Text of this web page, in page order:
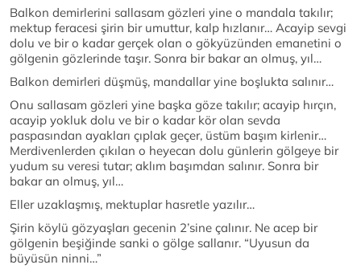
Balkon demirlerini sallasam gözleri yine o mandala takılır;
mektup feracesi şirin bir umuttur, kalp hızlanır… Acayip sevgi
dolu ve bir o kadar gerçek olan o gökyüzünden emanetini o
gölgenin gözlerinde taşır. Sonra bir bakar an olmuş, yıl…
Balkon demirleri düşmüş, mandallar yine boşlukta salınır…
Onu sallasam gözleri yine başka göze takılır; acayip hırçın,
acayip yokluk dolu ve bir o kadar kör olan sevda
paspasından ayakları çıplak geçer, üstüm başım kirlenir…
Merdivenlerden çıkılan o heyecan dolu günlerin gölgeye bir
yudum su veresi tutar; aklım başımdan salınır. Sonra bir
bakar an olmuş, yıl…
Eller uzaklaşmış, mektuplar hasretle yazılır…
Şirin köylü gözyaşları gecenin 2’sine çalınır. Ne acep bir
gölgenin beşiğinde sanki o gölge sallanır. “Uyusun da
büyüsün ninni…”